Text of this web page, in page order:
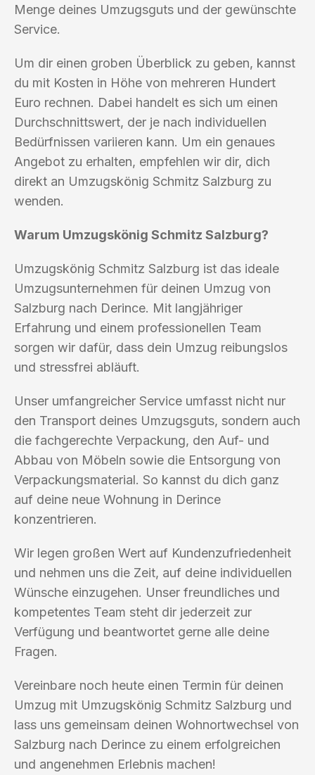
Menge deines Umzugsguts und der gewünschte
Service.
Um dir einen groben Überblick zu geben, kannst
du mit Kosten in Höhe von mehreren Hundert
Euro rechnen. Dabei handelt es sich um einen
Durchschnittswert, der je nach individuellen
Bedürfnissen variieren kann. Um ein genaues
Angebot zu erhalten, empfehlen wir dir, dich
direkt an Umzugskönig Schmitz Salzburg zu
wenden.
Warum Umzugskönig Schmitz Salzburg?
Umzugskönig Schmitz Salzburg ist das ideale
Umzugsunternehmen für deinen Umzug von
Salzburg nach Derince. Mit langjähriger
Erfahrung und einem professionellen Team
sorgen wir dafür, dass dein Umzug reibungslos
und stressfrei abläuft.
Unser umfangreicher Service umfasst nicht nur
den Transport deines Umzugsguts, sondern auch
die fachgerechte Verpackung, den Auf- und
Abbau von Möbeln sowie die Entsorgung von
Verpackungsmaterial. So kannst du dich ganz
auf deine neue Wohnung in Derince
konzentrieren.
Wir legen großen Wert auf Kundenzufriedenheit
und nehmen uns die Zeit, auf deine individuellen
Wünsche einzugehen. Unser freundliches und
kompetentes Team steht dir jederzeit zur
Verfügung und beantwortet gerne alle deine
Fragen.
Vereinbare noch heute einen Termin für deinen
Umzug mit Umzugskönig Schmitz Salzburg und
lass uns gemeinsam deinen Wohnortwechsel von
Salzburg nach Derince zu einem erfolgreichen
und angenehmen Erlebnis machen!